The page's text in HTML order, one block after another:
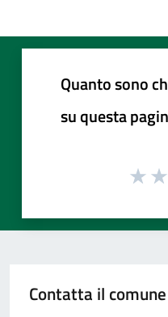
Quanto sono
su questa
Contatta il comune